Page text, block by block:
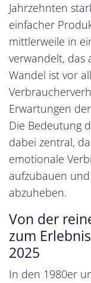
Jahrzehnten
einfacher
mittlerweile in
verwandelt, das
Wandel ist vor
Erwartungen
Die Bedeutung
dabei zentral,
emotionale
aufzubauen
abzuheben.
Von der
zum
2025
In den 1980er